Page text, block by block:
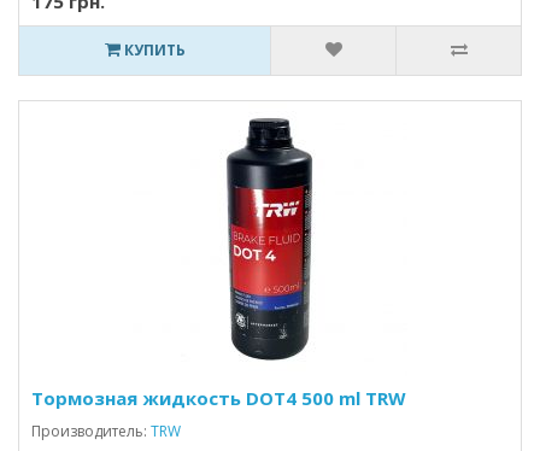
КУПИТЬ
Тормозная жидкость DOT4 500 ml TRW
Производитель: TRW